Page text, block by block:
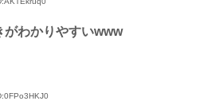
がわかりやすいwww